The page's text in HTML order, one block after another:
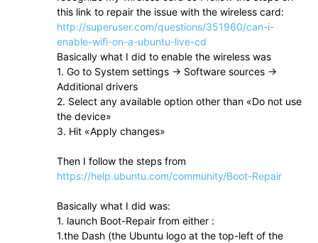
this link to repair the issue with the wireless card:
http://superuser.com/questions/351960/can-i-
enable-wifi-on-a-ubuntu-live-cd
Basically what I did to enable the wireless was
1. Go to System settings → Software sources →
Additional drivers
2. Select any available option other than «Do not use
the device»
3. Hit «Apply changes»
Then I follow the steps from
https://help.ubuntu.com/community/Boot-Repair
Basically what I did was:
1. launch Boot-Repair from either :
1.the Dash (the Ubuntu logo at the top-left of the